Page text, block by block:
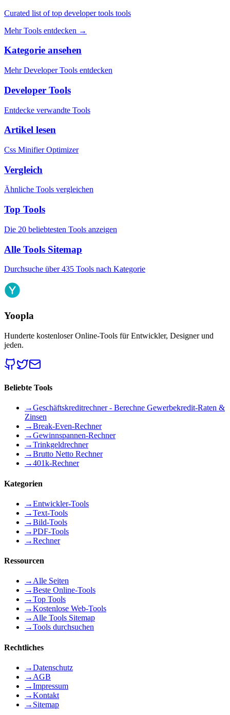
Curated list of top developer tools tools
Mehr Tools entdecken →
Kategorie ansehen
Mehr Developer Tools entdecken
Developer Tools
Entdecke verwandte Tools
Artikel lesen
Css Minifier Optimizer
Vergleich
Ähnliche Tools vergleichen
Top Tools
Die 20 beliebtesten Tools anzeigen
Alle Tools Sitemap
Durchsuche über 435 Tools nach Kategorie
Yoopla
Hunderte kostenloser Online-Tools für Entwickler, Designer und
jeden.
Beliebte Tools
→Geschäftskreditrechner - Berechne Gewerbekredit-Raten &
Zinsen
→Break-Even-Rechner
→Gewinnspannen-Rechner
→Trinkgeldrechner
→Brutto Netto Rechner
→401k-Rechner
Kategorien
→Entwickler-Tools
→Text-Tools
→Bild-Tools
→PDF-Tools
→Rechner
Ressourcen
→ Alle Seiten
→Beste Online-Tools
→Top Tools
→Kostenlose Web-Tools
→ Alle Tools Sitemap
→Tools durchsuchen
Rechtliches
→Datenschutz
→ AGB
→Impressum
→Kontakt
→ Sitemap